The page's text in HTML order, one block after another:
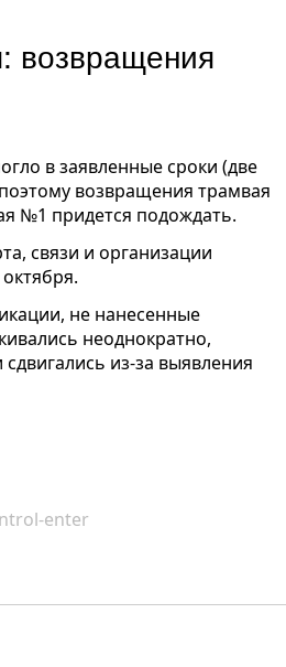
возвращения
в заявленные сроки (две
возвращения трамвая
№1 придется подождать.
связи и организации
не нанесенные
неоднократно,
из-за выявления
enter